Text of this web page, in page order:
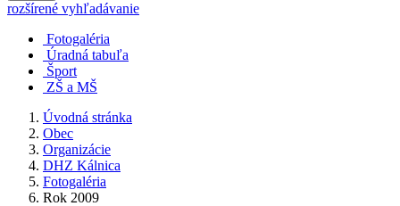
rozšírené vyhľadávanie
Fotogaléria
Úradná tabuľa
Šport
ZŠ a MŠ
Úvodná stránka
Obec
Organizácie
DHZ Kálnica
Fotogaléria
Rok 2009